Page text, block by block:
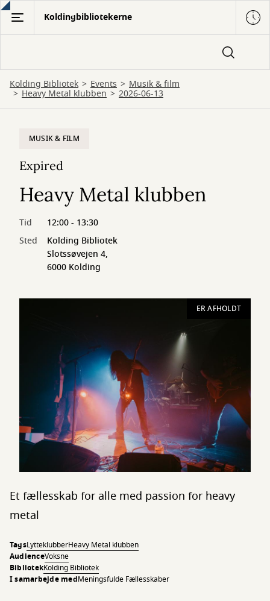
Gå
hovedindhold
Koldingbibliotekerne
Kolding Bibliotek Events Musik & film
Heavy Metal klubben 2026-06-13
ER AFHOLDT
MUSIK & FILM
Expired
Heavy Metal klubben
Tid
12:00 - 13:30
Sted
Kolding Bibliotek
Slotssøvejen 4,
6000 Kolding
Et fællesskab for alle med passion for heavy
metal
TagsLytteklubberHeavy Metal klubben
AudienceVoksne
BibliotekKolding Bibliotek
I samarbejde medMeningsfulde Fællesskaber